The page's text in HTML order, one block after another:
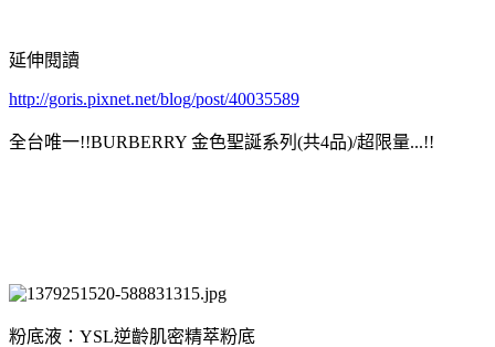
延伸閱讀
http://goris.pixnet.net/blog/post/40035589
全台唯一!!BURBERRY 金色聖誕系列(共4品)/超限量...!!
粉底液：YSL逆齡肌密精萃粉底